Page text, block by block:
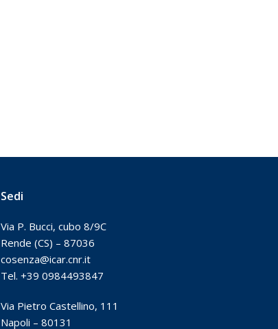
Sedi
Via P. Bucci, cubo 8/9C
Rende (CS) – 87036
cosenza@icar.cnr.it
Tel. +39 0984493847
Via Pietro Castellino, 111
Napoli – 80131